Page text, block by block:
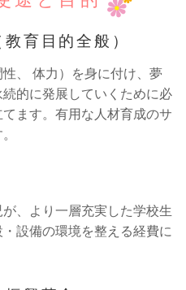
育目的全般）
、 体力）を身に付け、夢
的に発展していくために必
ます。有用な人材育成のサ
、より一層充実した学校生
設備の環境を整える経費に